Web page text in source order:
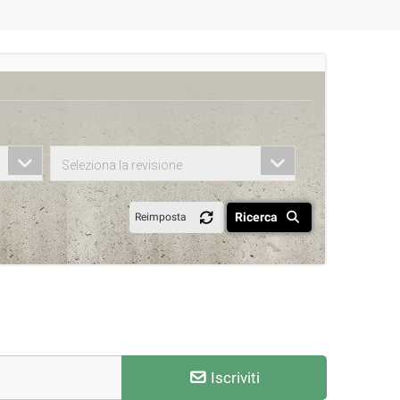
Seleziona la revisione
Reimposta Ricerca
Iscriviti